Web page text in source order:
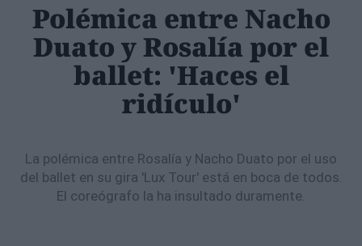
Polémica entre Nacho
Duato y Rosalía por el
ballet: 'Haces el
ridículo'
La polémica entre Rosalía y Nacho Duato por el uso
del ballet en su gira 'Lux Tour' está en boca de todos.
El coreógrafo la ha insultado duramente.